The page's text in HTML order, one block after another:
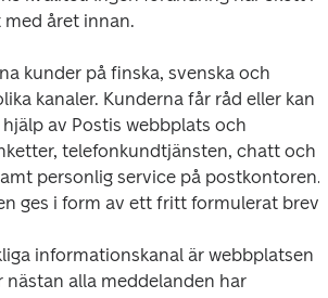
året innan.
kunder på finska, svenska och
kanaler. Kunderna får råd eller kan
av Postis webbplats och
telefonkundtjänsten, chatt och
personlig service på postkontoren.
ges i form av ett fritt formulerat brev.
informationskanal är webbplatsen
nästan alla meddelanden har